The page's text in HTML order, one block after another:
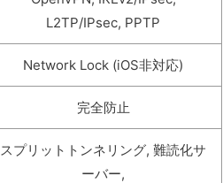
L2TP/IPsec, PPTP
Network Lock (iOS非対応)
完全防止
スプリットトンネリング, 難読化サ
ーバー,